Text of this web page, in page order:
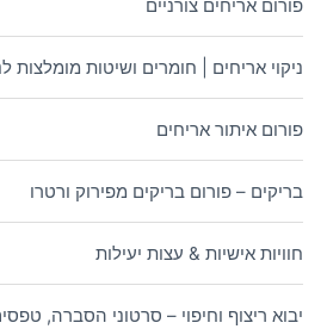
פורום אריחים צורניים
ניקוי אריחים | חומרים ושיטות מומלצות
פורום איתור אריחים
בריקים – פורום בריקים מפירוק ורטרו
חוויות אישיות & עצות יעילות
יבוא ריצוף וחיפוי – סרטוני הסברה,